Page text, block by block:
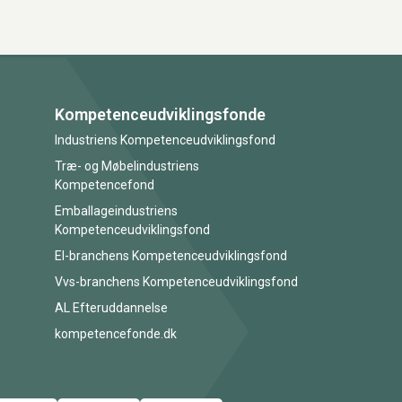
Kompetenceudviklingsfonde
Industriens Kompetenceudviklingsfond
Træ- og Møbelindustriens
Kompetencefond
Emballageindustriens
Kompetenceudviklingsfond
El-branchens Kompetenceudviklingsfond
Vvs-branchens Kompetenceudviklingsfond
AL Efteruddannelse
kompetencefonde.dk